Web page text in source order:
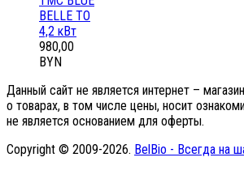
BELLE ТО
4,2 кВт
980,00
BYN
Данный сайт не является интернет –
о товарах, в том числе цены, носит
не является основанием для оферты.
Copyright © 2009-2026. BelBio - Всегда на